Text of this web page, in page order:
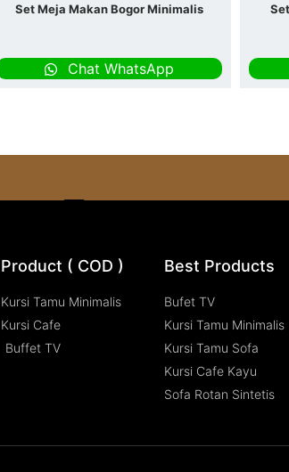
Set Meja Makan Bogor Minimalis
Chat WhatsApp
Product ( COD )
Kursi Tamu Minimalis
Kursi Cafe
Buffet TV
Best Products
Bufet TV
Kursi Tamu Minimalis
Kursi Tamu Sofa
Kursi Cafe Kayu
Sofa Rotan Sintetis